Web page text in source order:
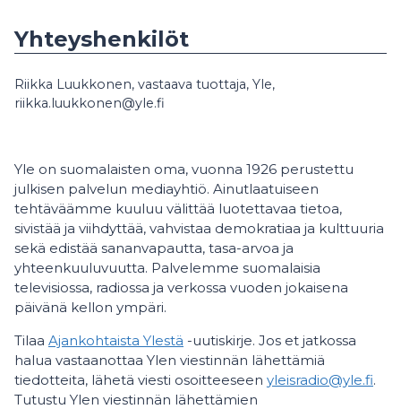
Yhteyshenkilöt
Riikka Luukkonen, vastaava tuottaja, Yle,
riikka.luukkonen@yle.fi
Yle on suomalaisten oma, vuonna 1926 perustettu
julkisen palvelun mediayhtiö. Ainutlaatuiseen
tehtäväämme kuuluu välittää luotettavaa tietoa,
sivistää ja viihdyttää, vahvistaa demokratiaa ja kulttuuria
sekä edistää sananvapautta, tasa-arvoa ja
yhteenkuuluvuutta. Palvelemme suomalaisia
televisiossa, radiossa ja verkossa vuoden jokaisena
päivänä kellon ympäri.
Tilaa Ajankohtaista Ylestä -uutiskirje. Jos et jatkossa
halua vastaanottaa Ylen viestinnän lähettämiä
tiedotteita, lähetä viesti osoitteeseen yleisradio@yle.fi.
Tutustu Ylen viestinnän lähettämien